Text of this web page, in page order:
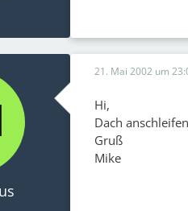
21. Mai 2002 um
Hi,
Dach
Gruß
Mike